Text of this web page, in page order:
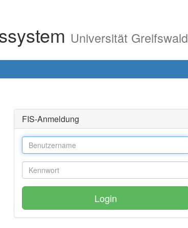
Universität Greifswald
FIS-Anmeldung